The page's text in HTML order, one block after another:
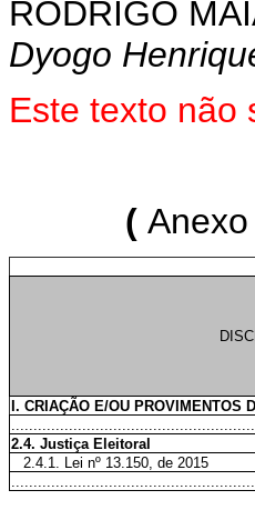
RODRIGO
Dyogo
Este texto não
(
I. CRIAÇÃO E/OU PROVIMENTOS
2.4. Justiça Eleitoral
2.4.1. Lei nº 13.150, de 2015